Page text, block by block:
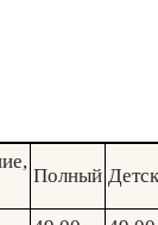
Полный